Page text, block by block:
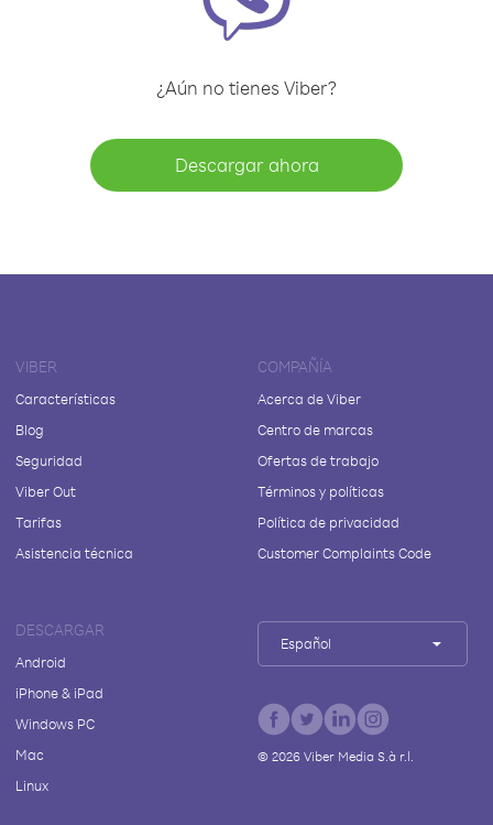
¿Aún no tienes Viber?
Descargar ahora
VIBER
Características
Blog
Seguridad
Viber Out
Tarifas
Asistencia técnica
COMPAÑÍA
Acerca de Viber
Centro de marcas
Ofertas de trabajo
Términos y políticas
Política de privacidad
Customer Complaints Code
DESCARGAR
Android
iPhone & iPad
Windows PC
Mac
Linux
Español
© 2026Viber Media S.à r.l.